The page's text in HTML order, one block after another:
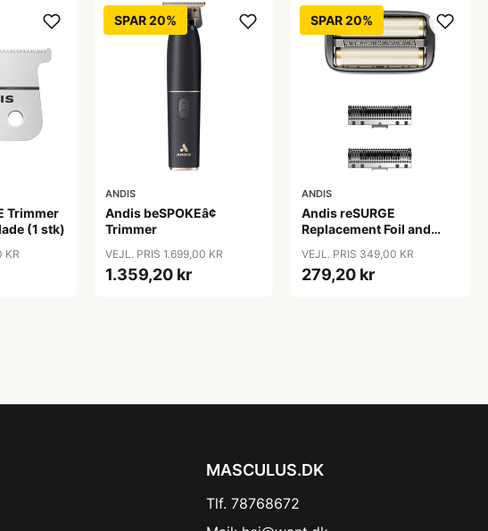
Trimmer
(1 stk)
KR
SPAR 20%
ANDIS
Andis beSPOKEâ¢
Trimmer
VEJL. PRIS 1.699,00 KR
1.359,20 kr
SPAR 20%
ANDIS
Andis reSURGE
Replacement Foil and
VEJL. PRIS 349,00 KR
279,20 kr
MASCULUS.DK
Tlf. 78768672